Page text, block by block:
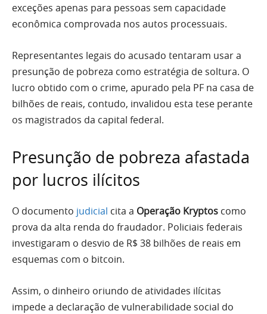
exceções apenas para pessoas sem capacidade
econômica comprovada nos autos processuais.
Representantes legais do acusado tentaram usar a
presunção de pobreza como estratégia de soltura. O
lucro obtido com o crime, apurado pela PF na casa de
bilhões de reais, contudo, invalidou esta tese perante
os magistrados da capital federal.
Presunção de pobreza afastada
por lucros ilícitos
O documento judicial cita a Operação Kryptos como
prova da alta renda do fraudador. Policiais federais
investigaram o desvio de R$ 38 bilhões de reais em
esquemas com o bitcoin.
Assim, o dinheiro oriundo de atividades ilícitas
impede a declaração de vulnerabilidade social do